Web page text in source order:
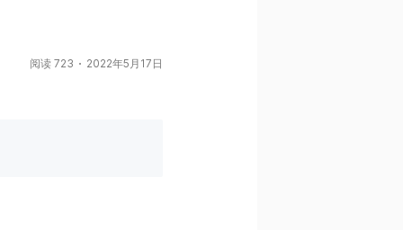
阅读 723 2022年5月17日